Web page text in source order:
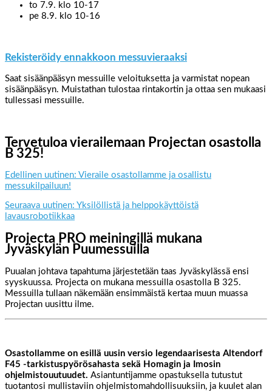
to 7.9. klo 10-17
pe 8.9. klo 10-16
Rekisteröidy ennakkoon messuvieraaksi
Saat sisäänpääsyn messuille veloituksetta ja varmistat nopean
sisäänpääsyn. Muistathan tulostaa rintakortin ja ottaa sen mukaasi
tullessasi messuille.
Tervetuloa vierailemaan Projectan osastolla
B 325!
Edellinen uutinen: Vieraile osastollamme ja osallistu
messukilpailuun!
Seuraava uutinen: Yksilöllistä ja helppokäyttöistä
lavausrobotiikkaa
Projecta PRO meiningillä mukana
Jyväskylän Puumessuilla
Puualan johtava tapahtuma järjestetään taas Jyväskylässä ensi
syyskuussa. Projecta on mukana messuilla osastolla B 325.
Messuilla tullaan näkemään ensimmäistä kertaa muun muassa
Projectan uusittu ilme.
Osastollamme on esillä uusin versio legendaarisesta Altendorf
F45 -tarkistuspyörösahasta sekä Homagin ja Imosin
ohjelmistouutuudet. Asiantuntijamme opastuksella tutustut
tuotantosi mullistaviin ohjelmistomahdollisuuksiin, ja kuulet alan